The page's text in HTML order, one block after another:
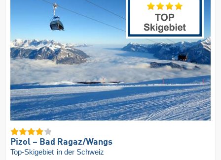
Pizol – Bad Ragaz/​Wangs
Top-Skigebiet in der Schweiz